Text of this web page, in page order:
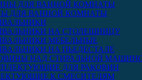
ДЛЯ ВАННОЙ КОМНАТЫ
НА СТОЛЕШНИЦУ
МЕБЕЛЬНЫЕ
НА ПЬЕДЕСТАЛЕ
НАД СТИРАЛЬНОЙ
ДЛЯ РАКОВИН